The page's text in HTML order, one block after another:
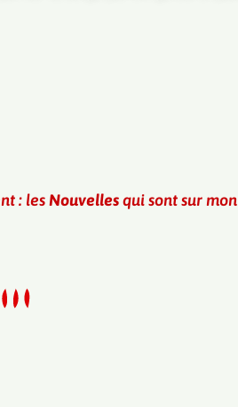
: lesNouvellesqui sont sur mon